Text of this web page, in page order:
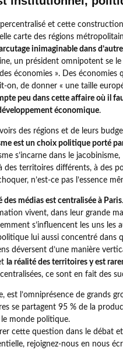
et cette
carte des régions
inimaginable dans
un président omnipotent se
économies ». Des économies
on, de donner « une taille
peu dans cette affaire où il
économique.
des régions et de leurs
est un choix politique porté
s’incarne dans le
des territoires différents, à des
n’est-ce pas l’essence
des médias est centralisée à Paris
vivent, dans leur grande
s’influencent les uns les
lui aussi concentré dans
déversent d’une manière
la réalité des territoires y est
ce sont en fait des
est l’omniprésence de grands
se partagent 95 % de la
monde politique.
cette question dans le débat
rejoignez-nous en nous